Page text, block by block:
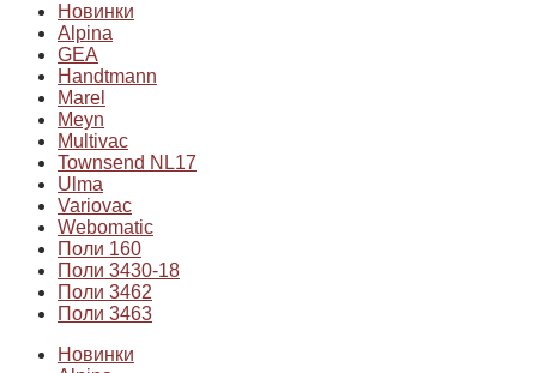
Новинки
Alpina
GEA
Handtmann
Marel
Meyn
Multivac
Townsend NL17
Ulma
Variovac
Webomatic
Поли 160
Поли 3430-18
Поли 3462
Поли 3463
Новинки